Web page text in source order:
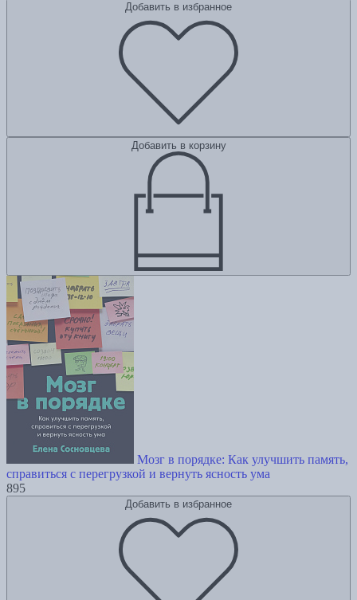
Добавить в избранное
Добавить в корзину
Мозг в порядке: Как улучшить память,
справиться с перегрузкой и вернуть ясность ума
895
Добавить в избранное